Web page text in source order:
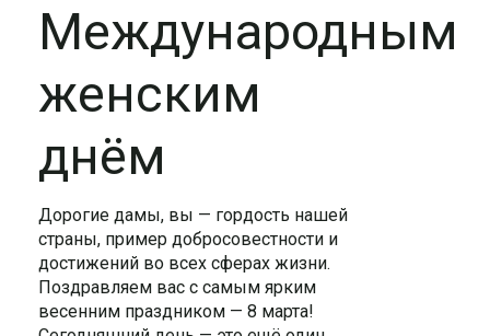
Международным
женским
днём
Дорогие дамы, вы — гордость нашей
страны, пример добросовестности и
достижений во всех сферах жизни.
Поздравляем вас с самым ярким
весенним праздником — 8 марта!